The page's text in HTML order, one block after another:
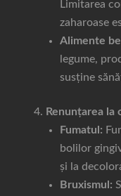
Limitarea
zaharoase
Alimente
legume,
susține
Renunțarea la
Fumatul:
bolilor
și la
Bruxismul: